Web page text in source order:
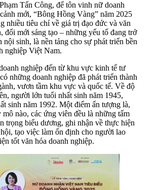
Tấn Công, để tôn vinh nữ doanh
mới, “Bông Hồng Vàng” năm 2025
nhiều tiêu chí về giá trị đạo đức và văn
đổi mới sáng tạo – những yếu tố đang trở
nội sinh, là nền tảng cho sự phát triển bền
nghiệp Việt Nam.
nghiệp đến từ khu vực kinh tế tư
những doanh nghiệp đã phát triển thành
vươn tầm khu vực và quốc tế. Về độ
người lớn tuổi nhất sinh năm 1945,
sinh năm 1992. Một điểm ấn tượng là,
mô nào, các ứng viên đều là những tấm
trọng biểu dương, ghi nhận về thực hiện
tạo việc làm ổn định cho người lao
tốt văn hóa doanh nghiệp.